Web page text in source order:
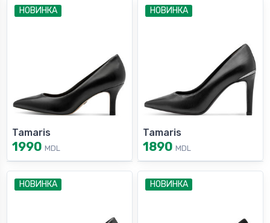
НОВИНКА
Tamaris
1990 MDL
НОВИНКА
Tamaris
1890 MDL
НОВИНКА НОВИНКА